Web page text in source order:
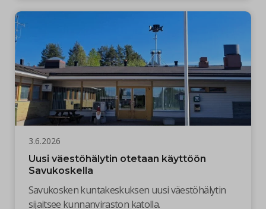
3.6.2026
Uusi väestöhälytin otetaan käyttöön
Savukoskella
Savukosken kuntakeskuksen uusi väestöhälytin
sijaitsee kunnanviraston katolla.